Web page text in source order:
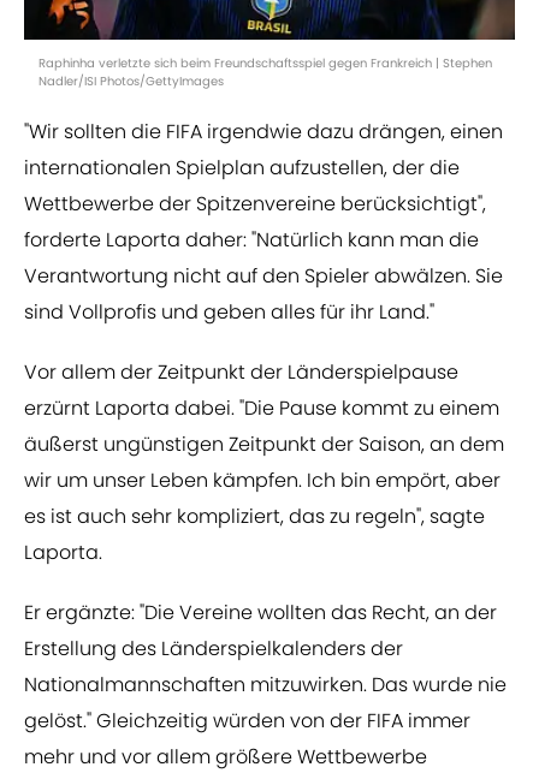
Raphinha verletzte sich beim Freundschaftsspiel gegen Frankreich | Stephen
Nadler/ISI Photos/GettyImages
"Wir sollten die FIFA irgendwie dazu drängen, einen
internationalen Spielplan aufzustellen, der die
Wettbewerbe der Spitzenvereine berücksichtigt",
forderte Laporta daher: "Natürlich kann man die
Verantwortung nicht auf den Spieler abwälzen. Sie
sind Vollprofis und geben alles für ihr Land."
Vor allem der Zeitpunkt der Länderspielpause
erzürnt Laporta dabei. "Die Pause kommt zu einem
äußerst ungünstigen Zeitpunkt der Saison, an dem
wir um unser Leben kämpfen. Ich bin empört, aber
es ist auch sehr kompliziert, das zu regeln", sagte
Laporta.
Er ergänzte: "Die Vereine wollten das Recht, an der
Erstellung des Länderspielkalenders der
Nationalmannschaften mitzuwirken. Das wurde nie
gelöst." Gleichzeitig würden von der FIFA immer
mehr und vor allem größere Wettbewerbe